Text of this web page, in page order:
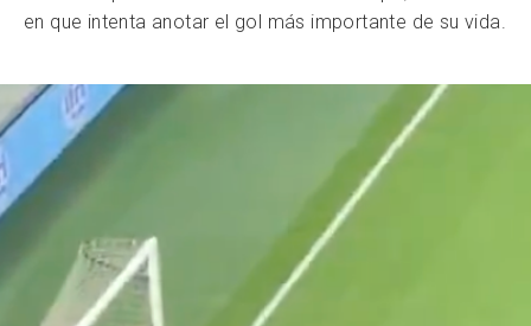
en que intenta anotar el gol más importante de su vida.